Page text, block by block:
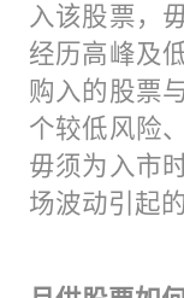
入该股票，
经历高峰及
购入的股票
个较低风险
毋须为入市
场波动引起